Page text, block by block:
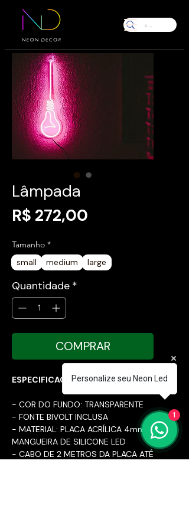
Lâmpada
R$ 272,00
Tamanho *
small
medium large
Quantidade *
COMPRAR
ESPECIFICAÇÕES TÉCNICAS:
- COR DO FUNDO: TRANSPARENTE
- FONTE BIVOLT INCLUSA
- MATERIAL: PLACA ACRÍLICA 4mm E
MANGUEIRA DE SILICONE LED
- CABO DE 2 METROS DA PLACA ATÉ
Personalize seu Neon Led
1